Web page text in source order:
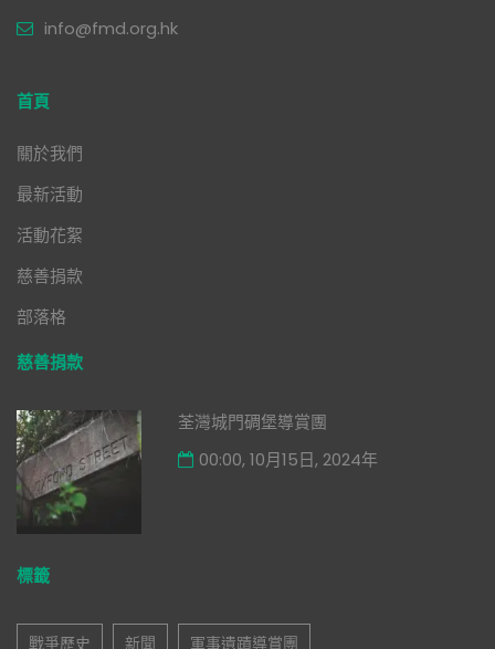
info@fmd.org.hk
首頁
關於我們
最新活動
活動花絮
慈善捐款
部落格
慈善捐款
荃灣城門碉堡導賞團
00:00, 10月15日, 2024年
標籤
戰爭歷史 新聞 軍事遺蹟導賞團